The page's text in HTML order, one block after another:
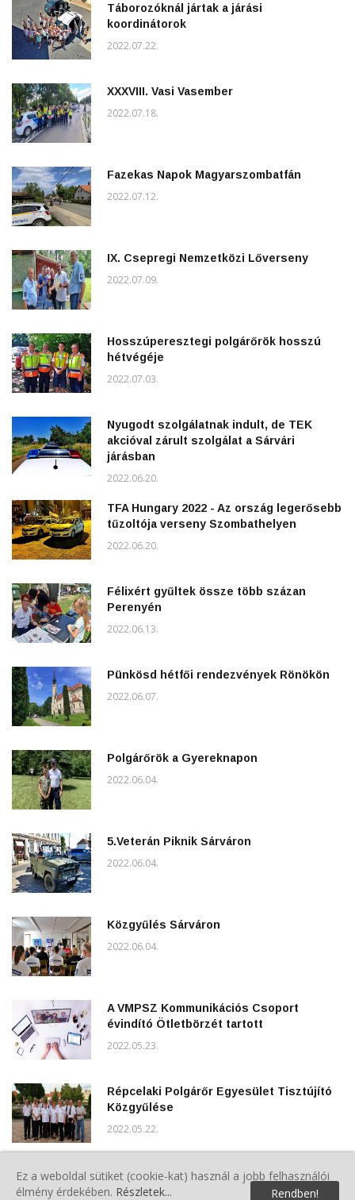
Táborozóknál jártak a járási
koordinátorok
2022.07.22.
XXXVIII. Vasi Vasember
2022.07.18.
Fazekas Napok Magyarszombatfán
2022.07.12.
IX. Csepregi Nemzetközi Lőverseny
2022.07.09.
Hosszúperesztegi polgárőrök hosszú
hétvégéje
2022.07.03.
Nyugodt szolgálatnak indult, de TEK
akcióval zárult szolgálat a Sárvári
járásban
2022.06.20.
TFA Hungary 2022 - Az ország legerősebb
tűzoltója verseny Szombathelyen
2022.06.20.
Félixért gyűltek össze több százan
Perenyén
2022.06.13.
Pünkösd hétfői rendezvények Rönökön
2022.06.07.
Polgárőrök a Gyereknapon
2022.06.04.
5.Veterán Piknik Sárváron
2022.06.04.
Közgyűlés Sárváron
2022.06.04.
A VMPSZ Kommunikációs Csoport
évindító Ötletbörzét tartott
2022.05.23.
Répcelaki Polgárőr Egyesület Tisztújító
Közgyűlése
2022.05.22.
Tisztújító közgyűlést tartottak a
vásárosmiskei polgárőrök
Ez a weboldal sütiket (cookie-kat) használ a jobb felhasználói
élmény érdekében. Részletek... Rendben!